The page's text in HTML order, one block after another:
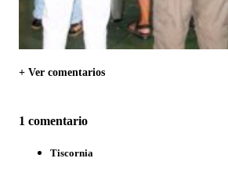
+ Ver comentarios
1 comentario
Tiscornia